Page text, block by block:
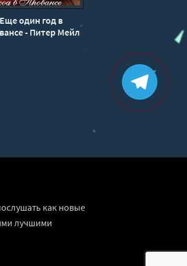
Еще один год в
- Питер Мейл
как новые
лучшими